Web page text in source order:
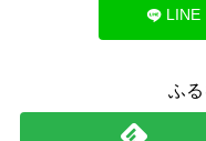
LINE
ふ